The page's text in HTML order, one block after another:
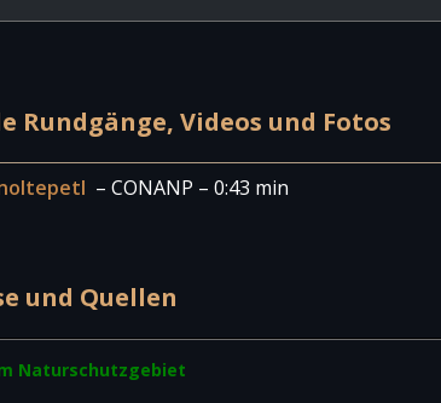
Rundgänge, Videos und Fotos
– CONANP – 0:43 min
und Quellen
Naturschutzgebiet